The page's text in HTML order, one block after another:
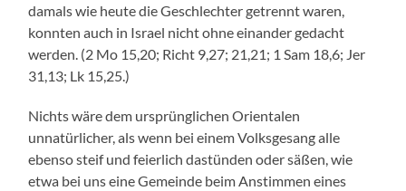
damals wie heute die Geschlechter getrennt waren,
konnten auch in Israel nicht ohne einander gedacht
werden. (2 Mo 15,20; Richt 9,27; 21,21; 1 Sam 18,6; Jer
31,13; Lk 15,25.)
Nichts wäre dem ursprünglichen Orientalen
unnatürlicher, als wenn bei einem Volksgesang alle
ebenso steif und feierlich dastünden oder säßen, wie
etwa bei uns eine Gemeinde beim Anstimmen eines